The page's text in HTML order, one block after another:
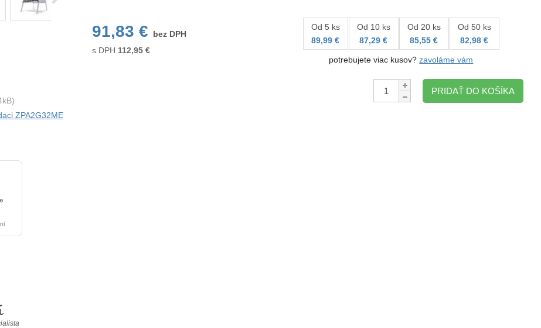
ZPA2G32ME
91,83 €
bez DPH
s DPH 112,95€
Od 5 ks
89,99 €
Od 10 ks
87,29 €
Od 20 ks
85,55 €
Od 50 ks
82,98 €
potrebujete viac kusov?zavoláme vám
Množstvo:
PRIDAŤ DO KOŠÍKA